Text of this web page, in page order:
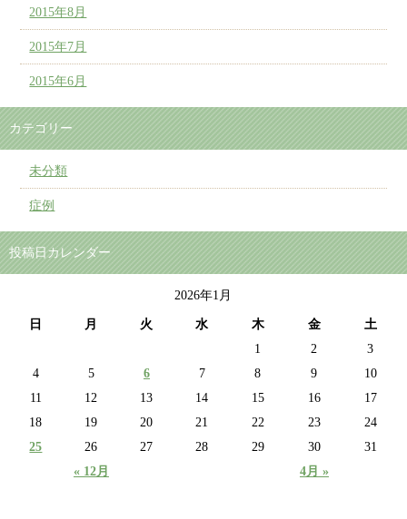
2015年8月
2015年7月
2015年6月
カテゴリー
未分類
症例
投稿日カレンダー
2026年1月
日 月 火 水 木 金 土
« 12月 4月 »
1 2
3
4
5 6 7 8 9
10
11
12 13 14 15 16
17
18
19 20 21 22 23
24
25
26 27 28 29 30 31